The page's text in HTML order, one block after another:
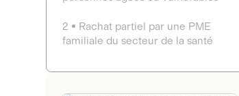
2
Rachat partiel par une PME
familiale du secteur de la santé